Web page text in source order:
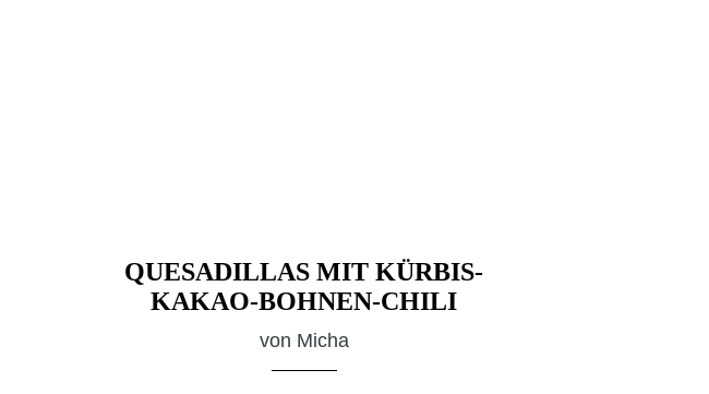
QUESADILLAS MIT KÜRBIS-
KAKAO-BOHNEN-CHILI
von Micha